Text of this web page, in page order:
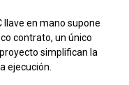
llave en mano supone
contrato, un único
simplifican la
ejecución.